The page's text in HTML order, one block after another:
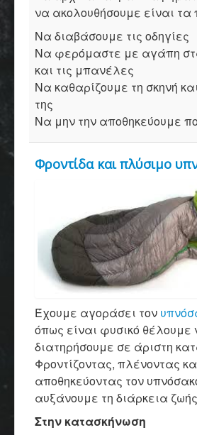
να ακολουθήσουμε είναι
Να διαβάσουμε τις οδηγίες
Να φερόμαστε με αγάπη
και τις μπανέλες
Να καθαρίζουμε τη σκηνή
της
Να μην την αποθηκεύουμε
Φροντίδα και πλύσιμο
Έχουμε αγοράσει τον
όπως είναι φυσικό θέλουμε
διατηρήσουμε σε άριστη
Φροντίζοντας, πλένοντας
αποθηκεύοντας τον
αυξάνουμε τη διάρκεια
Στην κατασκήνωση